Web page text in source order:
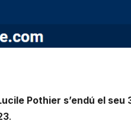
Pothier s’endú el seu
.